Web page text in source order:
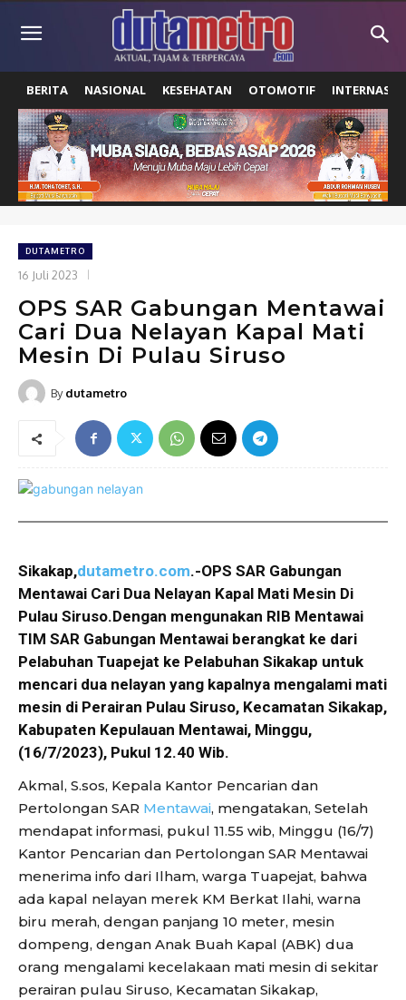
BERITA NASIONAL KESEHATAN OTOMOTIF
DUTAMETRO
16 Juli 2023
OPS SAR Gabungan Mentawai
Cari Dua Nelayan Kapal Mati
Mesin Di Pulau Siruso
By dutametro
Sikakap,dutametro.com.-OPS SAR Gabungan
Mentawai Cari Dua Nelayan Kapal Mati Mesin Di
Pulau Siruso.Dengan mengunakan RIB Mentawai
TIM SAR Gabungan Mentawai berangkat ke dari
Pelabuhan Tuapejat ke Pelabuhan Sikakap untuk
mencari dua nelayan yang kapalnya mengalami mati
mesin di Perairan Pulau Siruso, Kecamatan Sikakap,
Kabupaten Kepulauan Mentawai, Minggu,
(16/7/2023), Pukul 12.40 Wib.
Akmal, S.sos, Kepala Kantor Pencarian dan
Pertolongan SAR Mentawai, mengatakan, Setelah
mendapat informasi, pukul 11.55 wib, Minggu (16/7)
Kantor Pencarian dan Pertolongan SAR Mentawai
menerima info dari Ilham, warga Tuapejat, bahwa
ada kapal nelayan merek KM Berkat Ilahi, warna
biru merah, dengan panjang 10 meter, mesin
dompeng, dengan Anak Buah Kapal (ABK) dua
orang mengalami kecelakaan mati mesin di sekitar
perairan pulau Siruso, Kecamatan Sikakap,